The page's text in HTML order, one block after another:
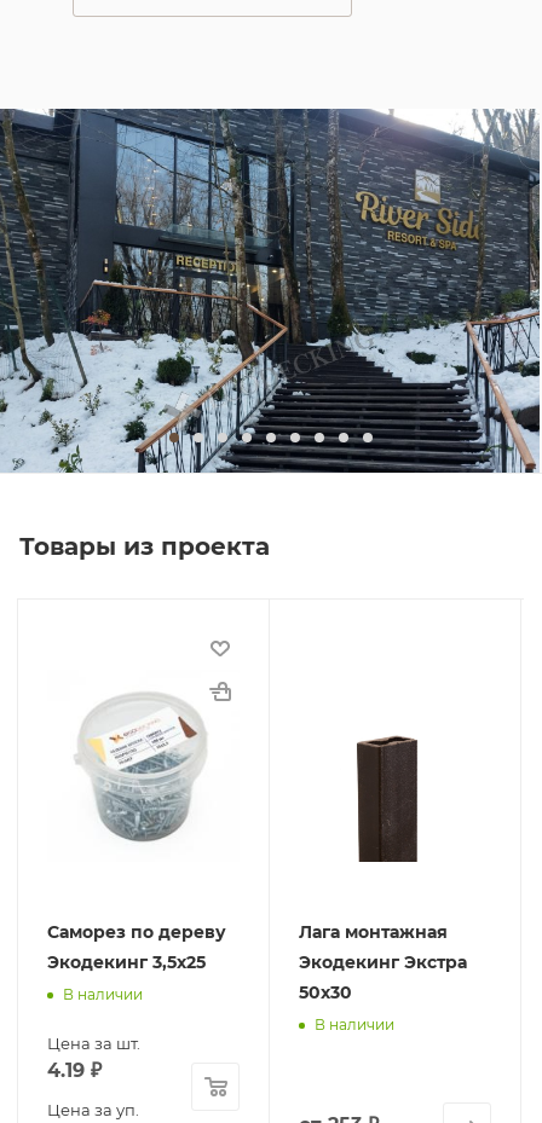
Товары из проекта
Саморез по дереву
Экодекинг 3,5х25
В наличии
Цена за шт.
4.19 ₽
Цена за уп.
Лага монтажная
Экодекинг Экстра
50х30
В наличии